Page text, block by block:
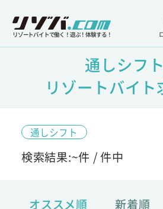
リゾートバイトで働く！遊ぶ！体験する！
通しシフ
リゾートバイト
通しシフト
検索結果:~件 /件中
オススメ順 新着順